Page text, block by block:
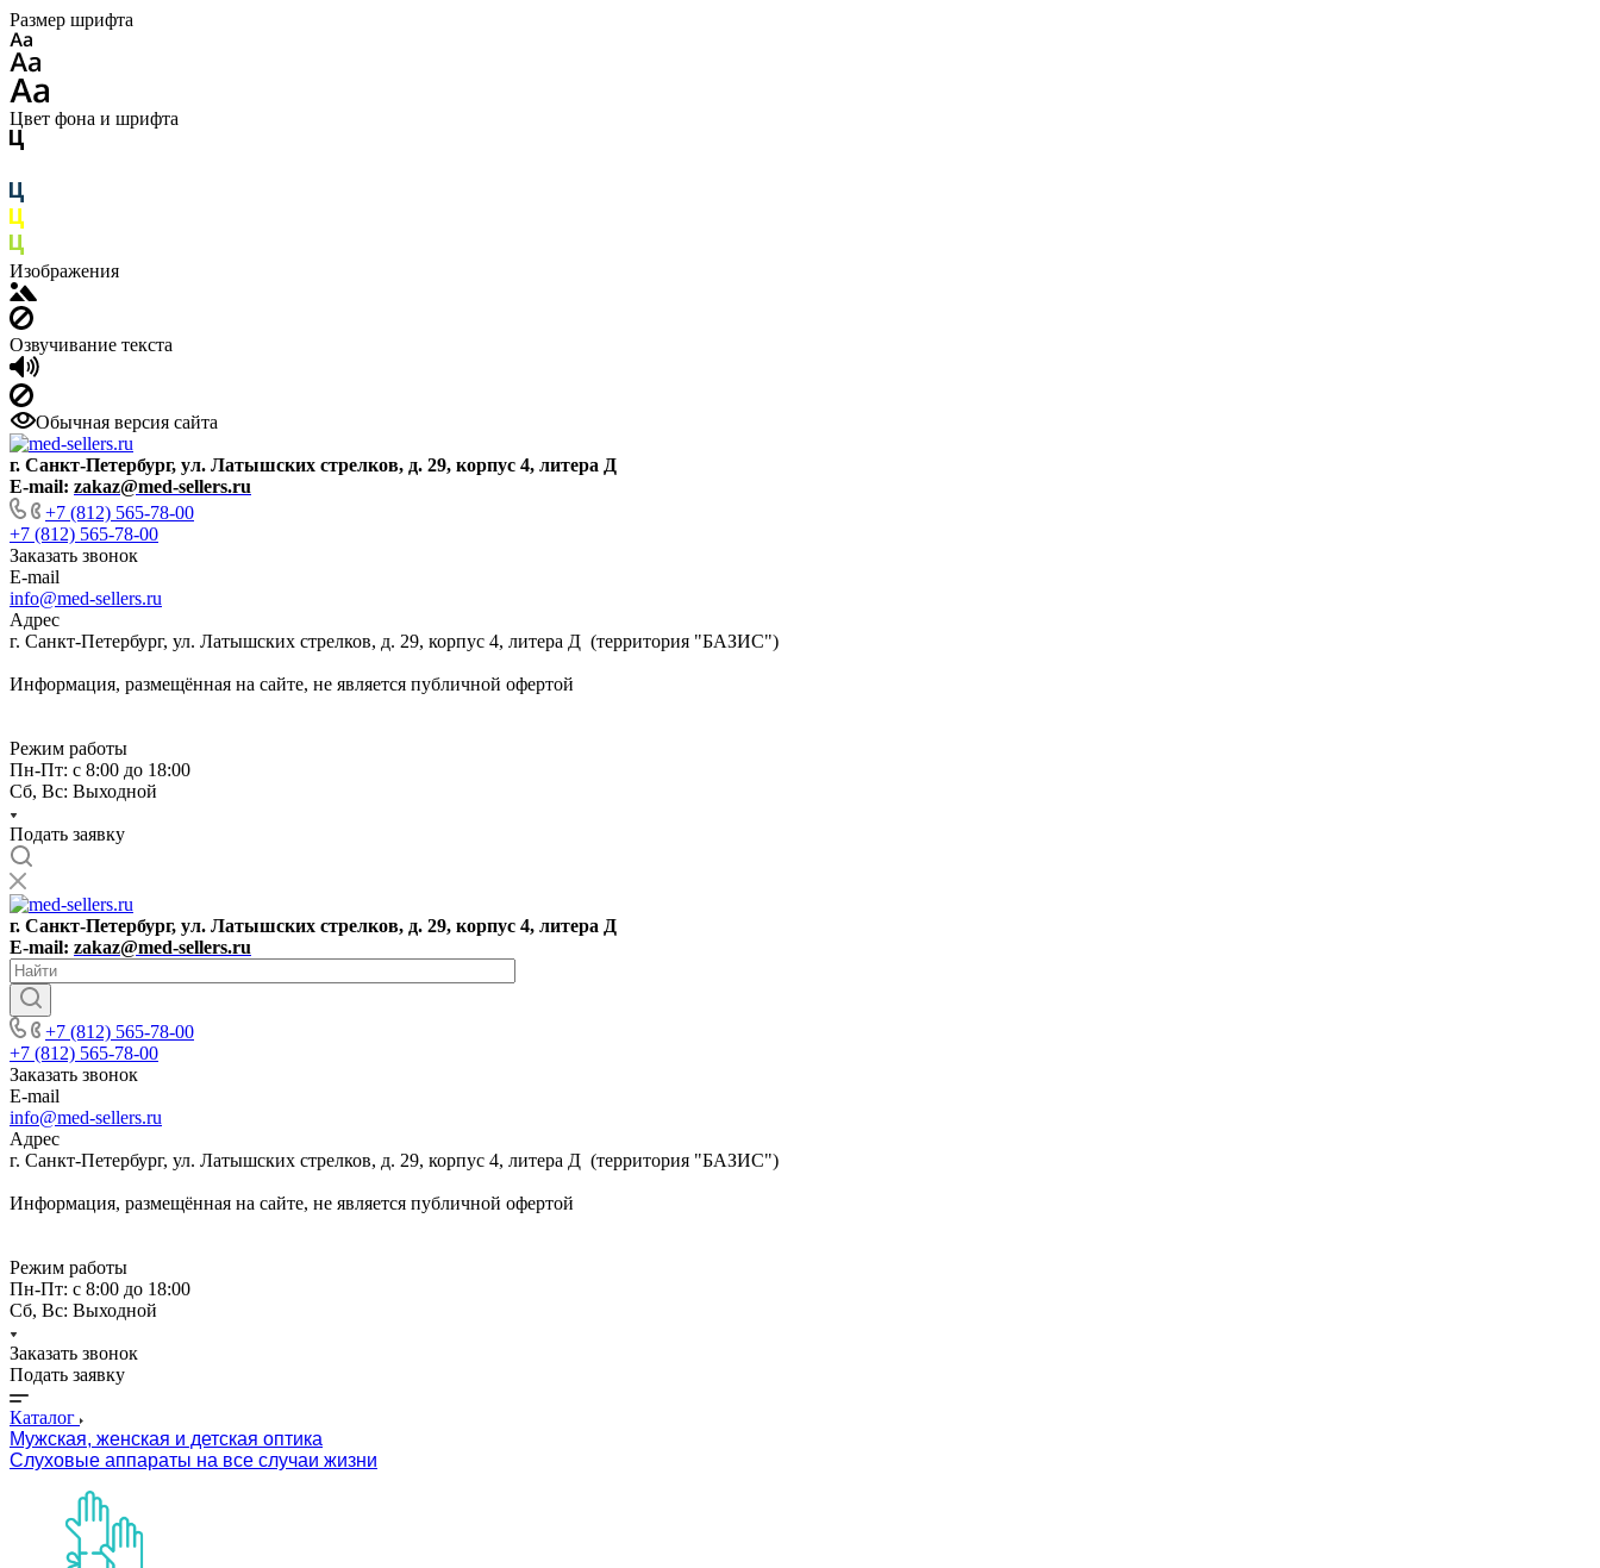
Размер шрифта
Цвет фона и шрифта
Изображения
Озвучивание текста
Обычная версия сайта
г. Санкт-Петербург, ул. Латышских стрелков, д. 29, корпус 4, литера Д
E-mail: zakaz@med-sellers.ru
+7 (812) 565-78-00
+7 (812) 565-78-00
Заказать звонок
E-mail
info@med-sellers.ru
Адрес
г. Санкт-Петербург, ул. Латышских стрелков, д. 29, корпус 4, литера Д (территория "БАЗИС")
Информация, размещённая на сайте, не является публичной офертой
Режим работы
Пн-Пт: с 8:00 до 18:00
Сб, Вс: Выходной
Подать заявку
г. Санкт-Петербург, ул. Латышских стрелков, д. 29, корпус 4, литера Д
E-mail: zakaz@med-sellers.ru
+7 (812) 565-78-00
+7 (812) 565-78-00
Заказать звонок
E-mail
info@med-sellers.ru
Адрес
г. Санкт-Петербург, ул. Латышских стрелков, д. 29, корпус 4, литера Д (территория "БАЗИС")
Информация, размещённая на сайте, не является публичной офертой
Режим работы
Пн-Пт: с 8:00 до 18:00
Сб, Вс: Выходной
Заказать звонок
Подать заявку
Каталог
Мужская, женская и детская оптика
Слуховые аппараты на все случаи жизни